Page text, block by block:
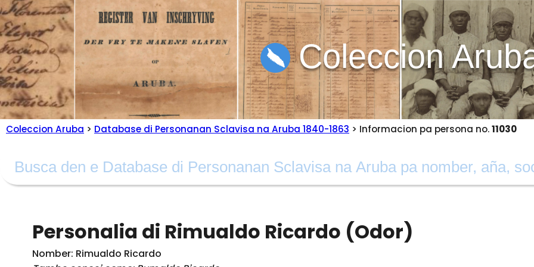
Coleccion
Coleccion Aruba > Database di Personanan Sclavisa na Aruba 1840-1863 > Informacion pa persona no.11030
Personalia di Rimualdo Ricardo (Odor)
Nomber: Rimualdo Ricardo